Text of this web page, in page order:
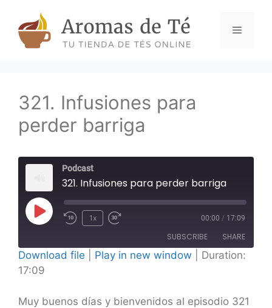
content
Menu
321. Infusiones para
perder barriga
Podcast
321. Infusiones para perder barriga
Play
1x 00:00 / 17:09
SUBSCRIBE SHARE
SHARE
LINK
Download file Play in new window
Duration:
17:09
Muy buenos días y bienvenidos al episodio 321